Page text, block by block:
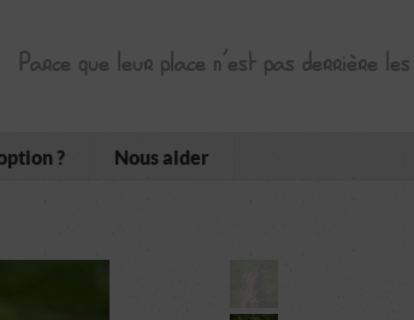
Parce que leur place n’est pas derrière
? Nous aider